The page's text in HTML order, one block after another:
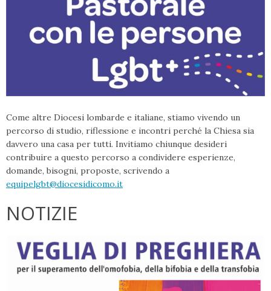
Come altre Diocesi lombarde e italiane, stiamo vivendo un
percorso di studio, riflessione e incontri perché la Chiesa sia
davvero una casa per tutti. Invitiamo chiunque desideri
contribuire a questo percorso a condividere esperienze,
domande, bisogni, proposte, scrivendo a
equipelgbt@diocesidicomo.it
NOTIZIE